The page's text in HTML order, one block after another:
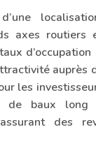
axes routiers
auprès
les
de baux
des